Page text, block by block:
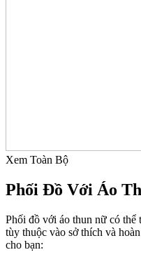
Xem Toàn Bộ
Phối Đồ Với Áo
Phối đồ với áo thun nữ có thể
tùy thuộc vào sở thích và
cho bạn: